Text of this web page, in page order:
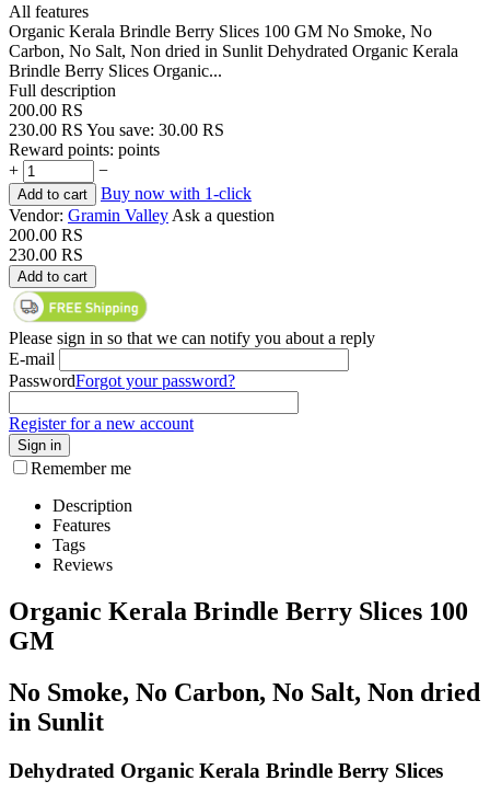
All features
Organic Kerala Brindle Berry Slices 100 GM No Smoke, No
Carbon, No Salt, Non dried in Sunlit Dehydrated Organic Kerala
Brindle Berry Slices Organic...
Full description
200.00 RS
230.00 RS You save: 30.00 RS
Reward points: points
+
−
Add to cart
Buy now with 1-click
Vendor: Gramin Valley Ask a question
200.00 RS
230.00 RS
Add to cart
Please sign in so that we can notify you about a reply
E-mail
PasswordForgot your password?
Register for a new account
Sign in
Remember me
Description
Features
Tags
Reviews
Organic Kerala Brindle Berry Slices 100
GM
No Smoke, No Carbon, No Salt, Non dried
in Sunlit
Dehydrated Organic Kerala Brindle Berry Slices